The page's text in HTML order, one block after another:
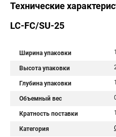
Технические
LC-FC/SU-25
Ширина упаковки
Высота упаковки
Глубина упаковки
Объемный вес
Кратность поставки 1
Категория